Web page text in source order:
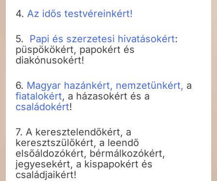
4. Az idős testvéreinkért!
5. Papi és szerzetesi hivatásokért:
püspökökért, papokért és
diakónusokért!
6. Magyar hazánkért, nemzetünkért, a
fiatalokért, a házasokért és a
családokért!
7. A keresztelendőkért, a
keresztszülőkért, a leendő
elsőáldozókért, bérmálkozókért,
jegyesekért, a kispapokért és
családjaikért!